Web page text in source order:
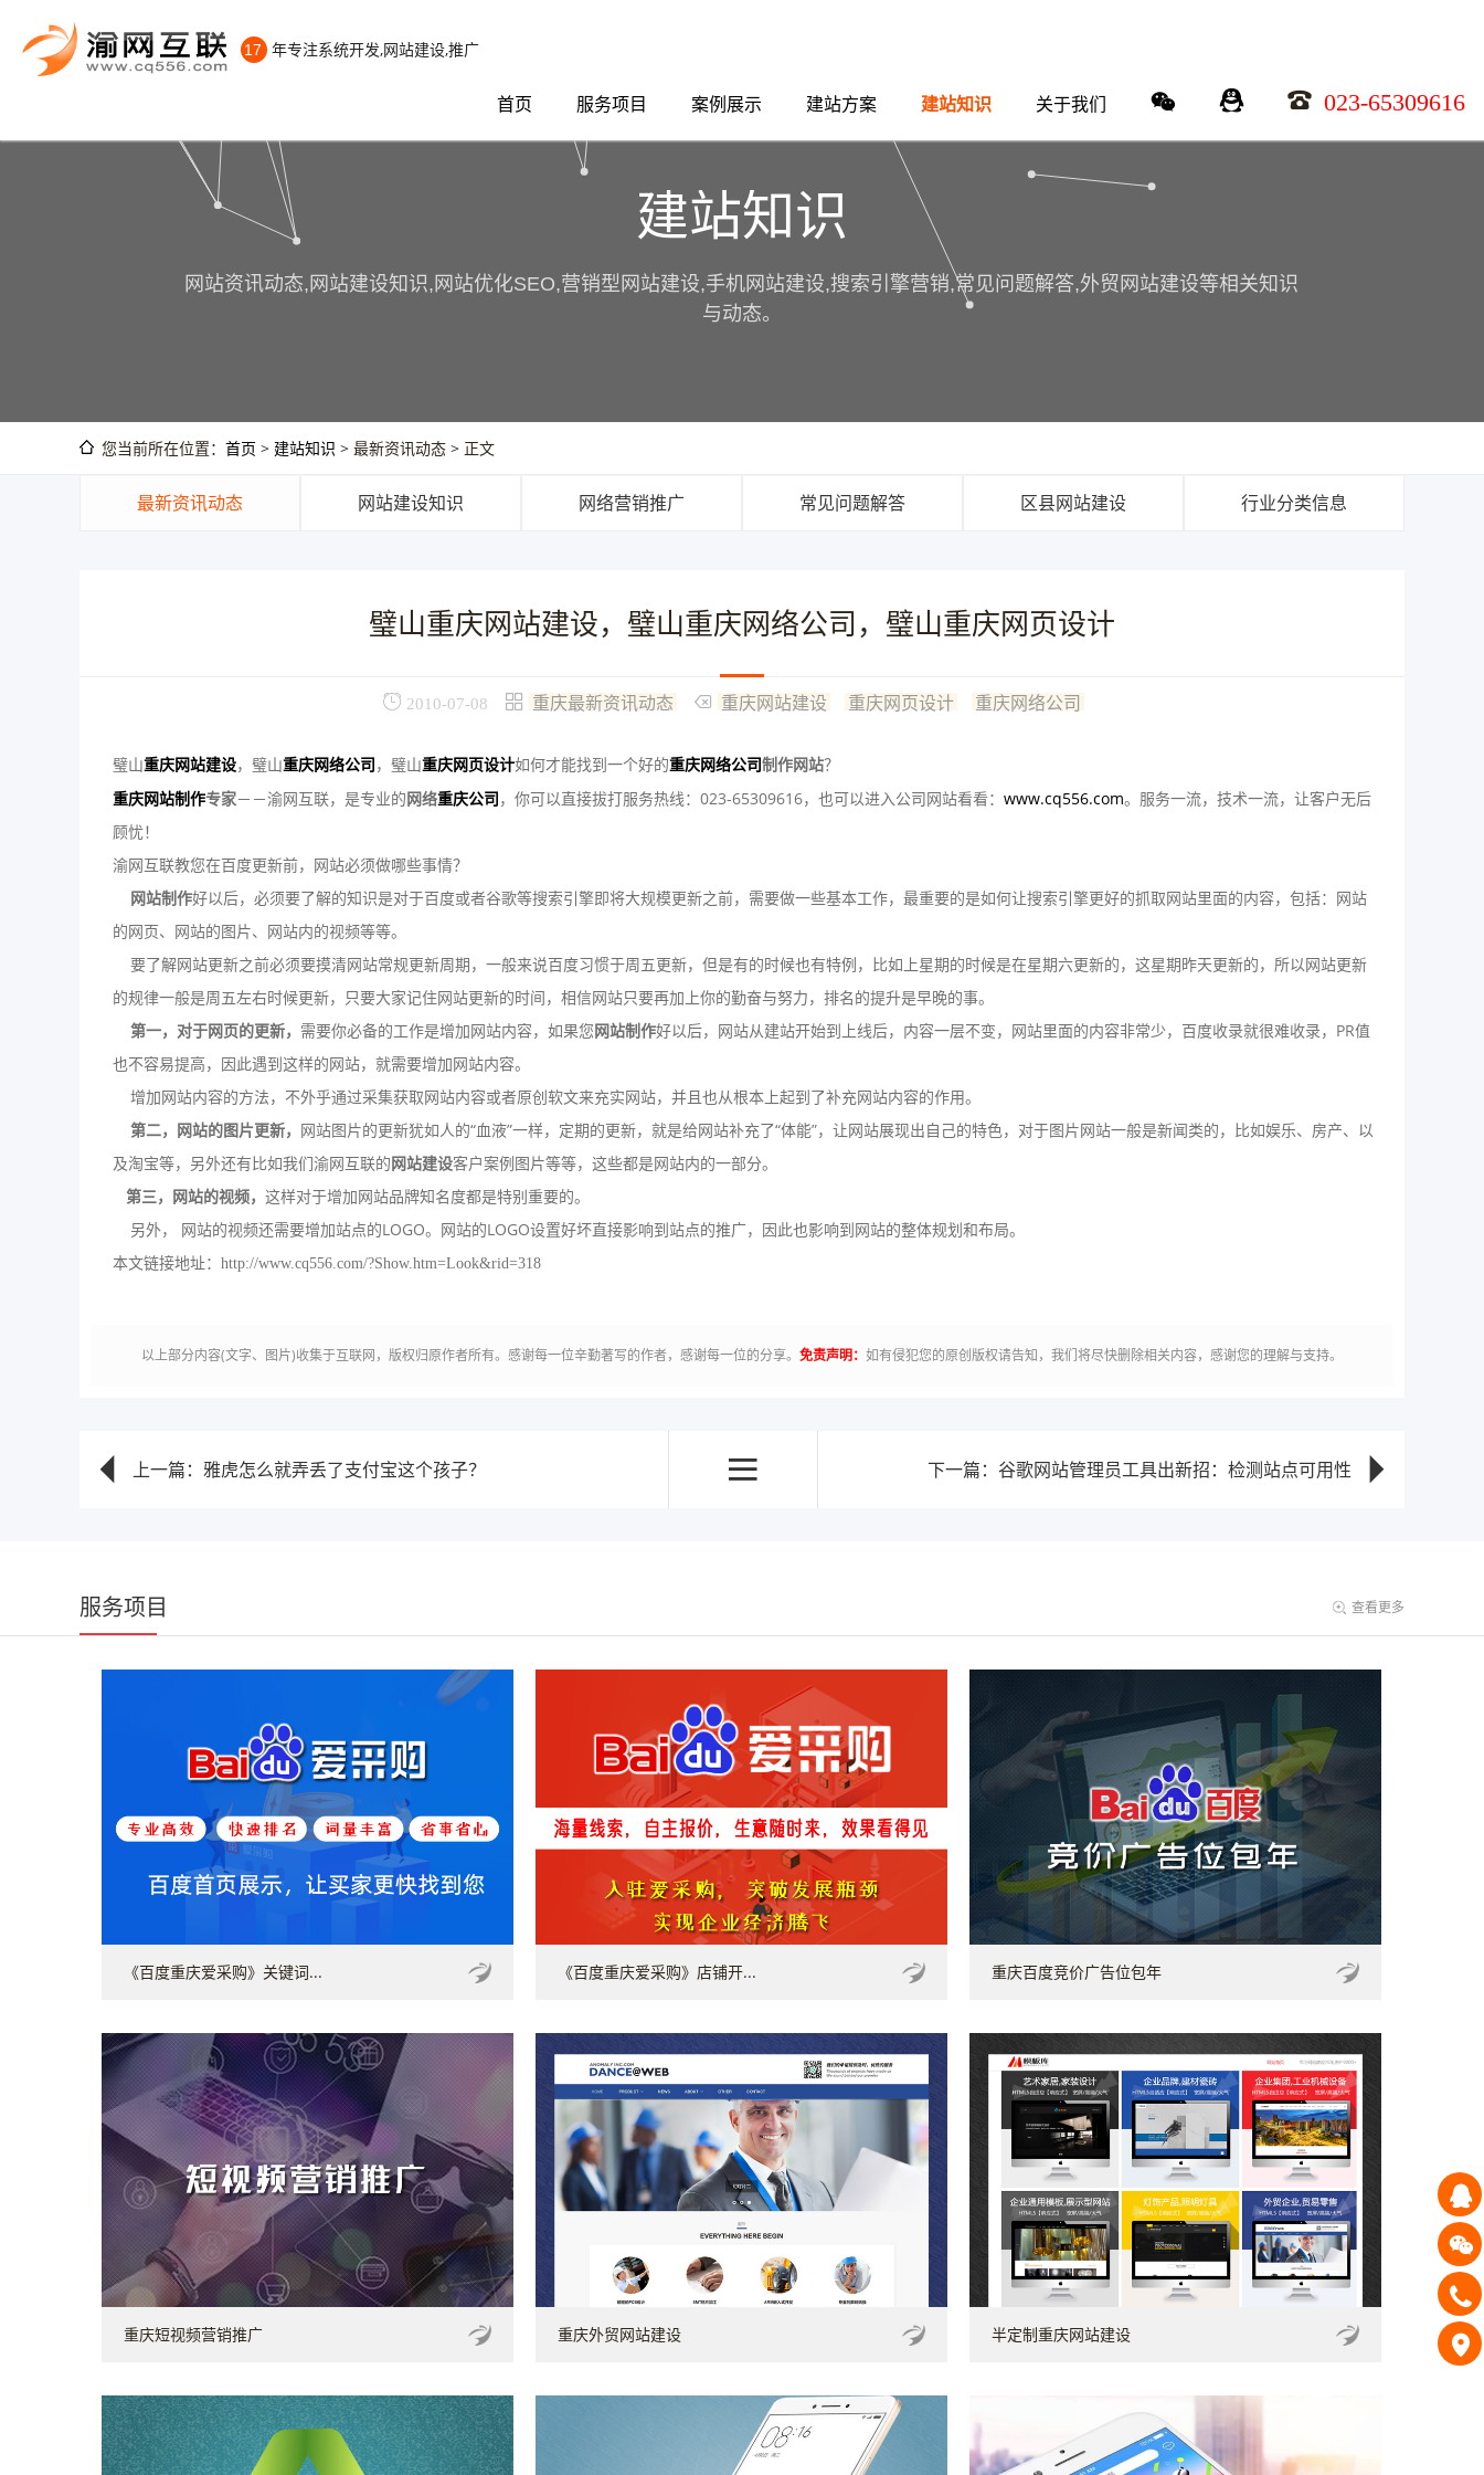
17 年专注系统开发,网站建设,推广
首页 服务项目 案例展示 建站方案 建站知识 关于我们 023-65309616
建站知识
网站资讯动态,网站建设知识,网站优化SEO,营销型网站建设,手机网站建设,搜索引擎营销,常见问题解答,外贸网站建设等相关知识
与动态。
您当前所在位置： 首页 > 建站知识 > 最新资讯动态 > 正文
最新资讯动态 网站建设知识 网络营销推广 常见问题解答 区县网站建设 行业分类信息
璧山重庆网站建设，璧山重庆网络公司，璧山重庆网页设计
2010-07-08 重庆最新资讯动态 重庆网站建设 重庆网页设计 重庆网络公司
璧山重庆网站建设，璧山重庆网络公司 ，璧山重庆网页设计如何才能找到一个好的重庆网络公司 制作网站？
重庆网站制作专家－－渝网互联，是专业的网络重庆公司，你可以直接拔打服务热线：023-65309616，也可以进入公司网站看看： www.cq556.com。服务一流，技术一流，让客户无后
顾忧！
渝网互联教您在百度更新前，网站必须做哪些事情？
网站制作好以后，必须要了解的知识是对于百度或者谷歌等搜索引擎即将大规模更新之前，需要做一些基本工作，最重要的是如何让搜索引擎更好的抓取网站里面的内容，包括：网站
的网页、网站的图片、网站内的视频等等。
要了解网站更新之前必须要摸清网站常规更新周期，一般来说百度习惯于周五更新，但是有的时候也有特例，比如上星期的时候是在星期六更新的，这星期昨天更新的，所以网站更新
的规律一般是周五左右时候更新，只要大家记住网站更新的时间，相信网站只要再加上你的勤奋与努力，排名的提升是早晚的事。
第一，对于网页的更新， 需要你必备的工作是增加网站内容，如果您网站制作好以后，网站从建站开始到上线后，内容一层不变，网站里面的内容非常少，百度收录就很难收录，PR值
也不容易提高，因此遇到这样的网站，就需要增加网站内容。
增加网站内容的方法，不外乎通过采集获取网站内容或者原创软文来充实网站，并且也从根本上起到了补充网站内容的作用。
第二，网站的图片更新， 网站图片的更新犹如人的“血液”一样，定期的更新，就是给网站补充了“体能”，让网站展现出自己的特色，对于图片网站一般是新闻类的，比如娱乐、房产、以
及淘宝等，另外还有比如我们渝网互联的网站建设客户案例图片等等，这些都是网站内的一部分。
第三，网站的视频， 这样对于增加网站品牌知名度都是特别重要的。
另外， 网站的视频还需要增加站点的LOGO。网站的LOGO设置好坏直接影响到站点的推广，因此也影响到网站的整体规划和布局。
本文链接地址： http://www.cq556.com/?Show.htm=Look&rid=318
以上部分内容(文字、图片)收集于互联网，版权归原作者所有。感谢每一位辛勤著写的作者，感谢每一位的分享。 免责声明： 如有侵犯您的原创版权请告知，我们将尽快删除相关内容，感谢您的理解与支持。
上一篇：雅虎怎么就弄丢了支付宝这个孩子？ 下一篇：谷歌网站管理员工具出新招：检测站点可用性
服务项目 查看更多
《百度重庆爱采购》关键词... 《百度重庆爱采购》店铺开... 重庆百度竞价广告位包年
重庆短视频营销推广 重庆外贸网站建设 半定制重庆网站建设